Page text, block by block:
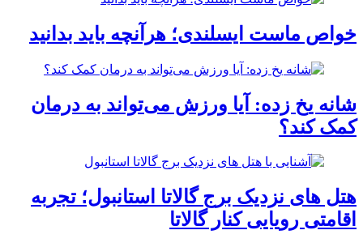
خواص ماست ایسلندی؛ هرآنچه باید بدانید
شانه یخ زده: آیا ورزش می‌تواند به درمان
کمک کند؟
هتل های نزدیک برج گالاتا استانبول؛ تجربه
اقامتی رویایی کنار گالاتا